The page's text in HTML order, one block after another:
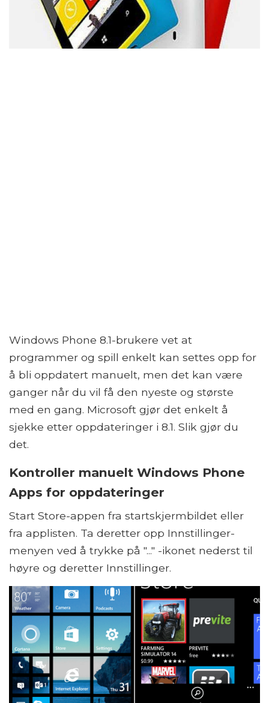
Windows Phone 8.1-brukere vet at
programmer og spill enkelt kan settes opp for
å bli oppdatert manuelt, men det kan være
ganger når du vil få den nyeste og største
med en gang. Microsoft gjør det enkelt å
sjekke etter oppdateringer i 8.1. Slik gjør du
det.
Kontroller manuelt Windows Phone
Apps for oppdateringer
Start Store-appen fra startskjermbildet eller
fra applisten. Ta deretter opp Innstillinger-
menyen ved å trykke på "..." -ikonet nederst til
høyre og deretter Innstillinger.